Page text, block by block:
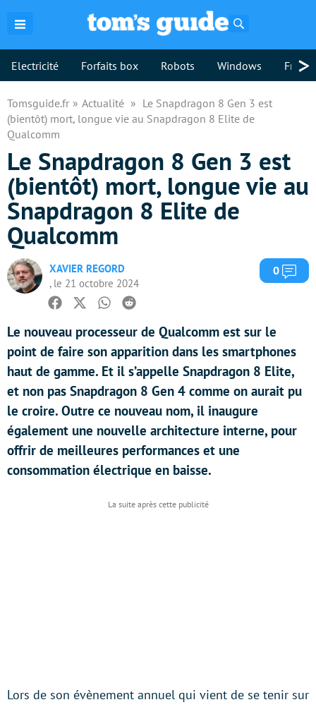
Electricité Forfaits box Robots Windows >
Tomsguide.fr Actualité
Le Snapdragon 8 Gen 3 est
(bientôt) mort, longue vie au Snapdragon 8 Elite de
Qualcomm
Le Snapdragon 8 Gen 3 est
(bientôt) mort, longue vie au
Snapdragon 8 Elite de
Qualcomm
XAVIER REGORD
, le 21 octobre 2024
0
Facebook
TwitterWhatsapp
Reddit
Le nouveau processeur de Qualcomm est sur le
point de faire son apparition dans les smartphones
haut de gamme. Et il s’appelle Snapdragon 8 Elite,
et non pas Snapdragon 8 Gen 4 comme on aurait pu
le croire. Outre ce nouveau nom, il inaugure
également une nouvelle architecture interne, pour
offrir de meilleures performances et une
consommation électrique en baisse.
Lors de son évènement annuel qui vient de se tenir sur